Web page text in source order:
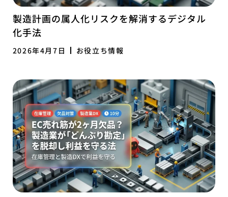
製造計画の属人化リスクを解消するデジタル
化手法
2026年4月7日 お役立ち情報